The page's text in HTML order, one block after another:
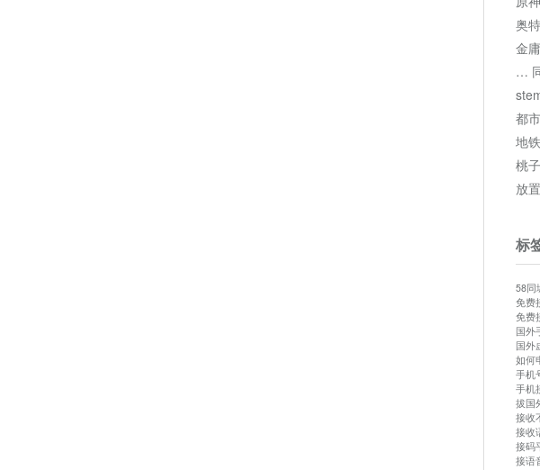
奥
金
…
都
地
桃
放
标
58同
免费
免费
国外
国外
如何
手机
手机
拔国
接收
接收
接码
接语